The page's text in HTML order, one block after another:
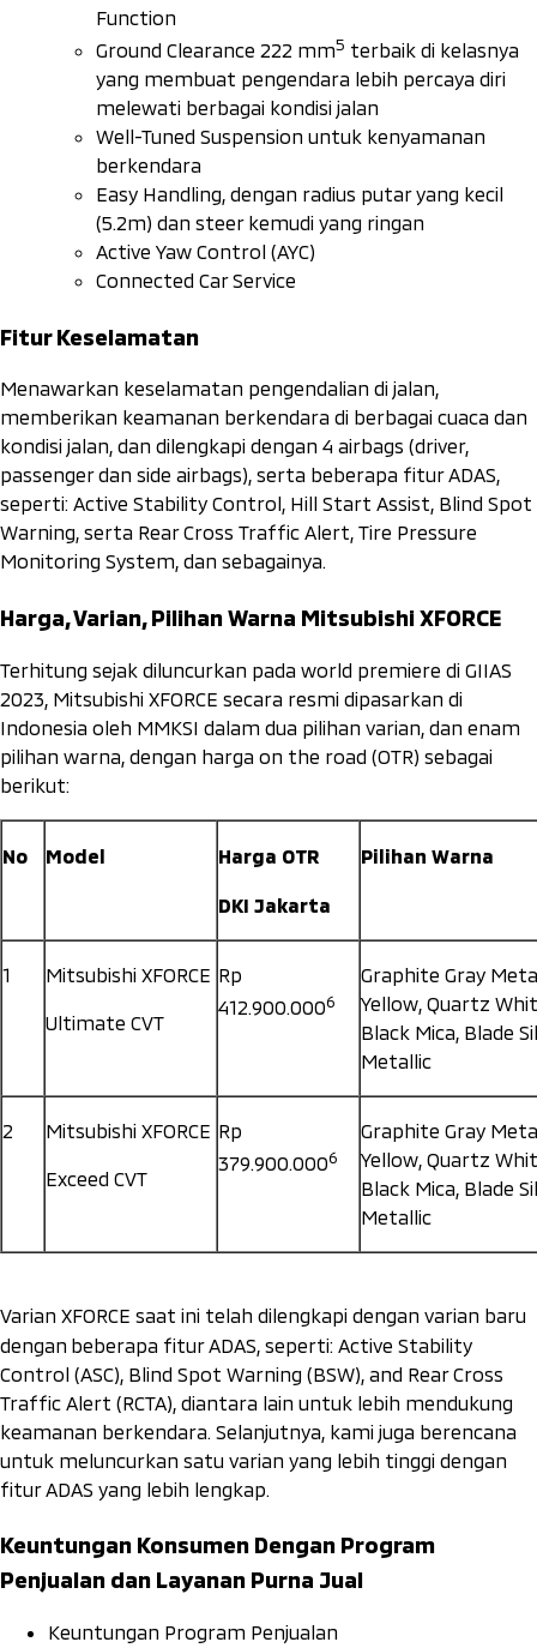
Function
Ground Clearance 222 mm5 terbaik di kelasnya
yang membuat pengendara lebih percaya diri
melewati berbagai kondisi jalan
Well-Tuned Suspension untuk kenyamanan
berkendara
Easy Handling, dengan radius putar yang kecil
(5.2m) dan steer kemudi yang ringan
Active Yaw Control (AYC)
Connected Car Service
Fitur Keselamatan
Menawarkan keselamatan pengendalian di jalan,
memberikan keamanan berkendara di berbagai cuaca dan
kondisi jalan, dan dilengkapi dengan 4 airbags (driver,
passengerdan side airbags), serta beberapa fitur ADAS,
seperti: Active Stability Control, Hill Start Assist, Blind Spot
Warning, serta Rear Cross Traffic Alert, Tire Pressure
Monitoring System, dan sebagainya.
Harga, Varian, Pilihan Warna Mitsubishi XFORCE
Terhitung sejak diluncurkan pada world premiere di GIIAS
2023, Mitsubishi XFORCE secara resmi dipasarkan di
Indonesia oleh MMKSI dalam dua pilihan varian, dan enam
pilihan warna, dengan harga on the road (OTR) sebagai
berikut:
No Model
Harga OTR
DKI Jakarta
Pilihan Warna
1 Mitsubishi XFORCE
Ultimate CVT
Rp
412.900.0006
Graphite Gray
Yellow, Quartz
Black Mica, Blade
Metallic
2 Mitsubishi XFORCE
Exceed CVT
Rp
379.900.0006
Graphite Gray
Yellow, Quartz
Black Mica, Blade
Metallic
Varian XFORCE saat ini telah dilengkapi dengan varian baru
dengan beberapa fitur ADAS, seperti: Active Stability
Control (ASC), Blind Spot Warning (BSW), and Rear Cross
Traffic Alert (RCTA), diantara lain untuk lebih mendukung
keamanan berkendara. Selanjutnya, kami juga berencana
untuk meluncurkan satu varian yang lebih tinggi dengan
fitur ADAS yang lebih lengkap.
Keuntungan Konsumen Dengan Program
Penjualan dan Layanan Purna Jual
Keuntungan Program Penjualan